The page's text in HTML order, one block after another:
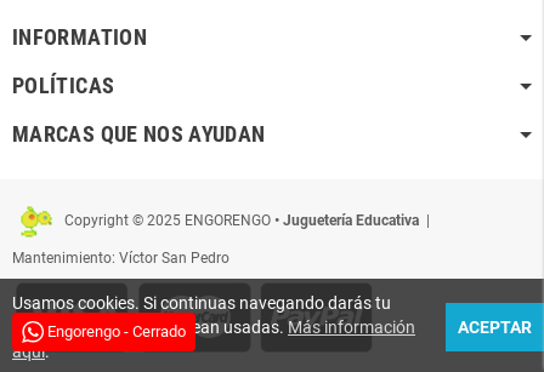
INFORMATION
POLÍTICAS
MARCAS QUE NOS AYUDAN
Copyright © 2025 ENGORENGO • Juguetería Educativa
Mantenimiento: Víctor San Pedro
Usamos cookies. Si continuas navegando darás tu
conformidad para que sean usadas. Más información
aquí.
ACEPTAR
Engorengo - Cerrado